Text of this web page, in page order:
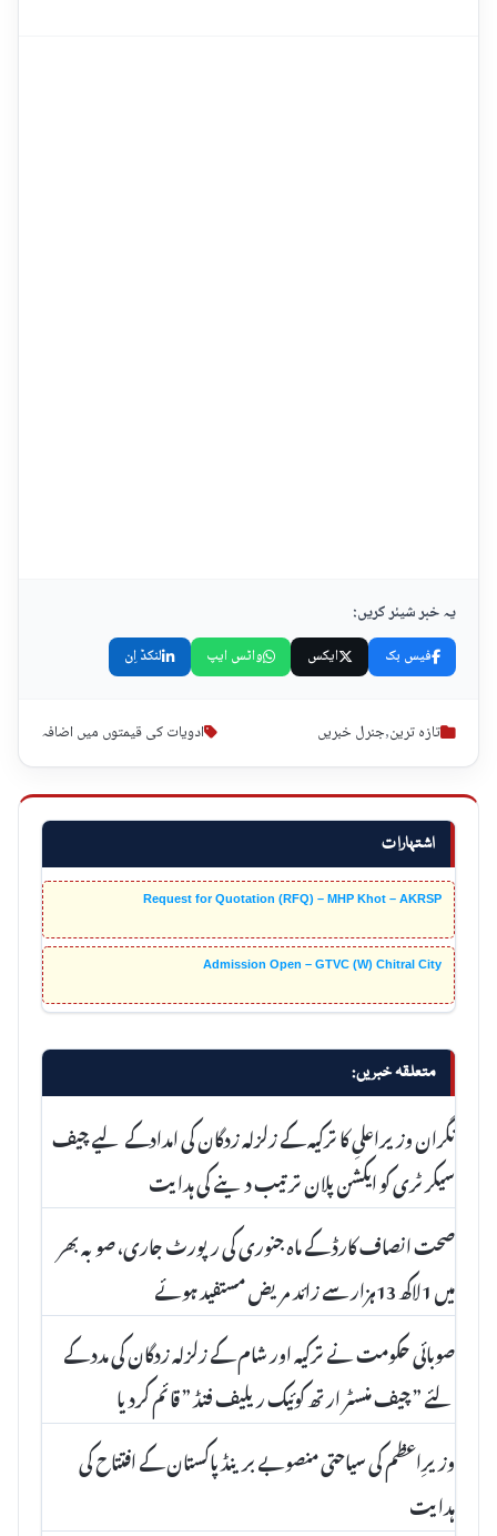
اشتہارات
Request for Quotation (RFQ) – MHP Khot – AKRSP
Admission Open – GTVC (W) Chitral City
متعلقہ خبریں:
نگران وزیراعلیِ کا ترکیہ کے زلزلہ زدگان کی امدادکے لیے چیف
سیکرٹری کو ایکشن پلان ترتیب دینے کی ہدایت
صحت انصاف کارڈ کے ماہ جنوری کی رپورٹ جاری، صوبہ بھر
میں 1لاکھ 13ہزار سے زائد مریض مستفید ہوئے
صوبائی حکومت نے ترکیہ اور شام کے زلزلہ زدگان کی مدد کے
لئے ” چیف منسٹر ارتھ کوئیک ریلیف فنڈ ” قائم کردیا
وزیرِاعظم کی سیاحتی منصوبے برینڈ پاکستان کے افتتاح کی
ہدایت
یہ خبر شیئر کریں:
فیس بک ایکس واٹس ایپ لنکڈ اِن
تازہ ترین,جنرل خبریں ادویات کی قیمتوں میں اضافہ